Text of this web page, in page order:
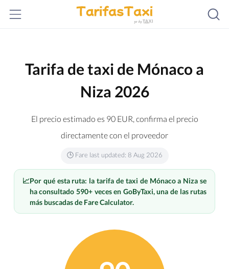
Tarifa de taxi de Mónaco a
Niza 2026
El precio estimado es 90 EUR, confirma el precio
directamente con el proveedor
🕒 Fare last updated: 8 Aug 2026
📈Por qué esta ruta: la tarifa de taxi de Mónaco a Niza se
ha consultado 590+ veces en GoByTaxi, una de las rutas
más buscadas de Fare Calculator.